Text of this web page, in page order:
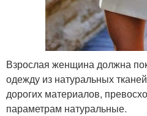
Взрослая женщина должна
одежду из натуральных
дорогих материалов,
параметрам натуральные.